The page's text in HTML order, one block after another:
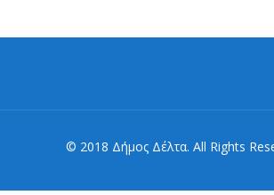
© 2018 Δήμος Δέλτα. All Rights